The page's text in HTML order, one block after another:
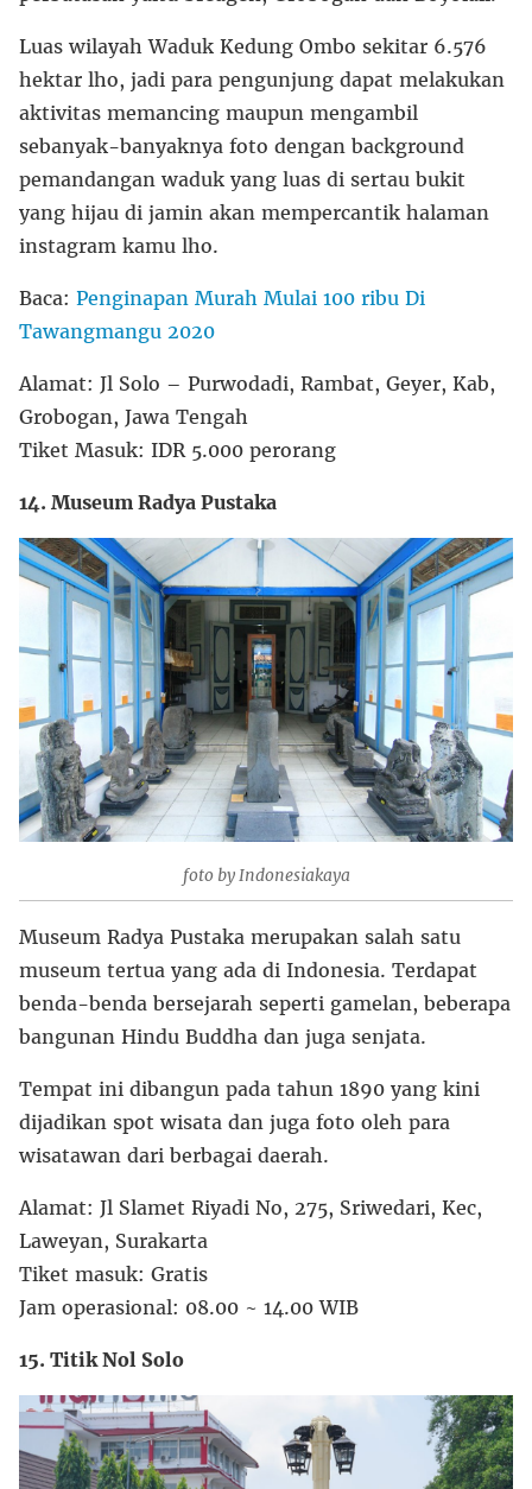
Luas wilayah Waduk Kedung Ombo sekitar 6.576
hektar lho, jadi para pengunjung dapat melakukan
aktivitas memancing maupun mengambil
sebanyak-banyaknya foto dengan background
pemandangan waduk yang luas di sertau bukit
yang hijau di jamin akan mempercantik halaman
instagram kamu lho.
Baca: Penginapan Murah Mulai 100 ribu Di
Tawangmangu 2020
Alamat: Jl Solo – Purwodadi, Rambat, Geyer, Kab,
Grobogan, Jawa Tengah
Tiket Masuk: IDR 5.000 perorang
14. Museum Radya Pustaka
foto by Indonesiakaya
Museum Radya Pustaka merupakan salah satu
museum tertua yang ada di Indonesia. Terdapat
benda-benda bersejarah seperti gamelan, beberapa
bangunan Hindu Buddha dan juga senjata.
Tempat ini dibangun pada tahun 1890 yang kini
dijadikan spot wisata dan juga foto oleh para
wisatawan dari berbagai daerah.
Alamat: Jl Slamet Riyadi No, 275, Sriwedari, Kec,
Laweyan, Surakarta
Tiket masuk: Gratis
Jam operasional: 08.00 ~ 14.00 WIB
15. Titik Nol Solo